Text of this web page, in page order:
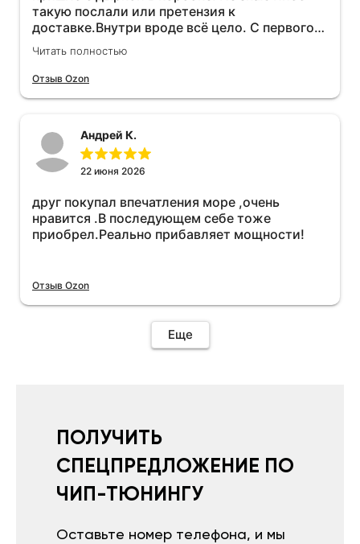
такую послали или претензия к
доставке.Внутри вроде всё цело. С первого
раза установить не получается не знаю
может интернет дурит. Четыре звёзды за
упаковку с дыркой.Как опробую дополню
всё установилось по работе устройства
дополню позже ещё не проехал 120
км.Дополняю после пробега 120 км
более энергичный расход не
увеличился.Всем рекомендую к покупке.
Читать полностью
Отзыв Ozon
Андрей К.
22 июня 2026
друг покупал впечатления море ,очень
нравится .В последующем себе тоже
приобрел.Реально прибавляет мощности!
Отзыв Ozon
Еще
ПОЛУЧИТЬ
СПЕЦПРЕДЛОЖЕНИЕ ПО
ЧИП-ТЮНИНГУ
Оставьте номер телефона, и мы